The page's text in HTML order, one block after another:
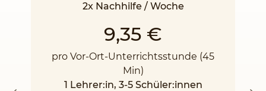
2x Nachhilfe / Woche
9,35 €
pro Vor-Ort-Unterrichtsstunde (45
Min)
1 Lehrer:in, 3-5 Schüler:innen